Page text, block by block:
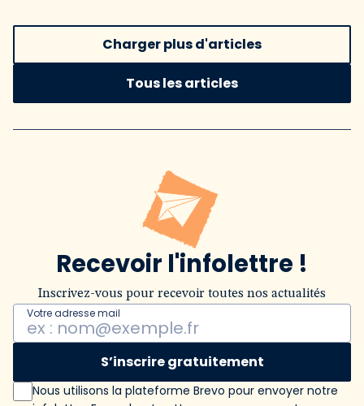
Charger plus d'articles
Tous les articles
Recevoir l'infolettre !
Inscrivez-vous pour recevoir toutes nos actualités
Votre adresse mail
S’inscrire gratuitement
Nous utilisons la plateforme Brevo pour envoyer notre